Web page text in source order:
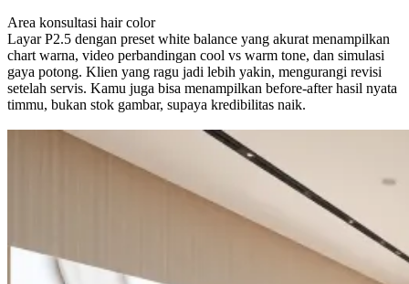
Area konsultasi hair color
Layar P2.5 dengan preset white balance yang akurat menampilkan
chart warna, video perbandingan cool vs warm tone, dan simulasi
gaya potong. Klien yang ragu jadi lebih yakin, mengurangi revisi
setelah servis. Kamu juga bisa menampilkan before-after hasil nyata
timmu, bukan stok gambar, supaya kredibilitas naik.